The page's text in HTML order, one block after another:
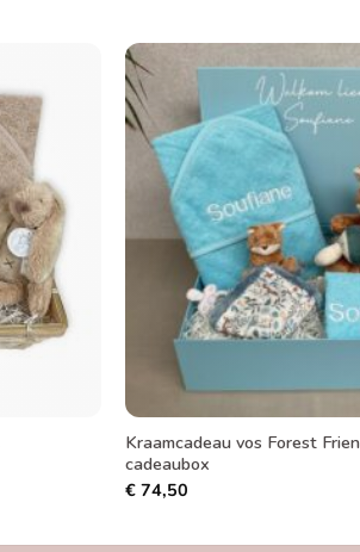
Toevoegen
aan
verlanglijst
Kraamcadeau vos Forest
cadeaubox
€74,50